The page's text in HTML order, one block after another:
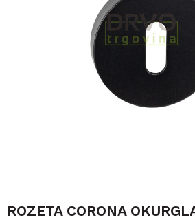
ROZETA CORONA